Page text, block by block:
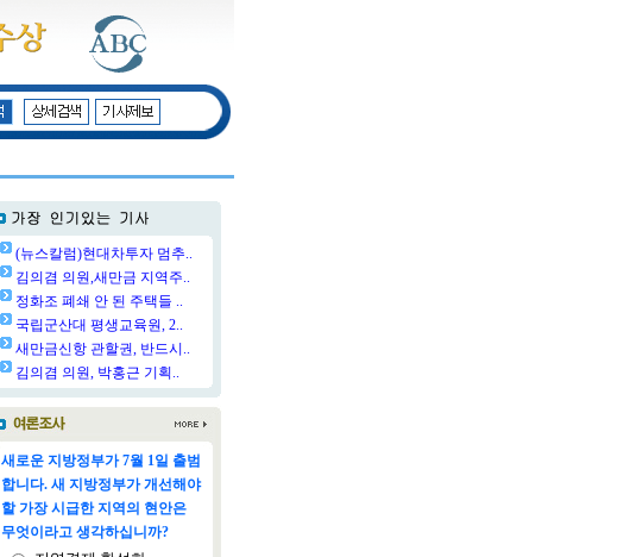
(뉴스칼럼)현대차투자 멈추..
김의겸 의원,새만금 지역주..
정화조 폐쇄 안 된 주택들 ..
국립군산대 평생교육원, 2..
새만금신항 관할권, 반드시..
김의겸 의원, 박홍근 기획..
새로운 지방정부가 7월 1일 출범
합니다. 새 지방정부가 개선해야
할 가장 시급한 지역의 현안은
무엇이라고 생각하십니까?